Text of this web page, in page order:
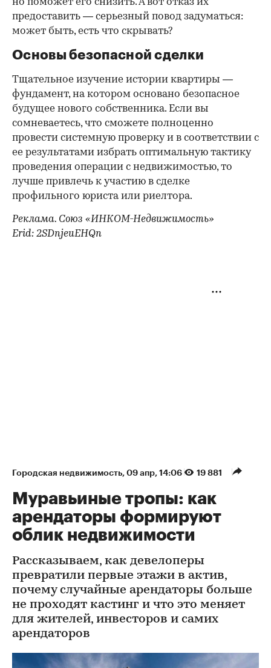
предоставить — серьезный повод задуматься:
может быть, есть что скрывать?
Основы безопасной сделки
Тщательное изучение истории квартиры —
фундамент, на котором основано безопасное
будущее нового собственника. Если вы
сомневаетесь, что сможете полноценно
провести системную проверку и в соответствии с
ее результатами избрать оптимальную тактику
проведения операции с недвижимостью, то
лучше привлечь к участию в сделке
профильного юриста или риелтора.
Реклама. Союз «ИНКОМ-Недвижимость»
Erid: 2SDnjeuEHQn
Городская недвижимость 09 апр, 14:06 19 881
Муравьиные тропы: как
арендаторы формируют
облик недвижимости
Рассказываем, как девелоперы
превратили первые этажи в актив,
почему случайные арендаторы больше
не проходят кастинг и что это меняет
для жителей, инвесторов и самих
арендаторов